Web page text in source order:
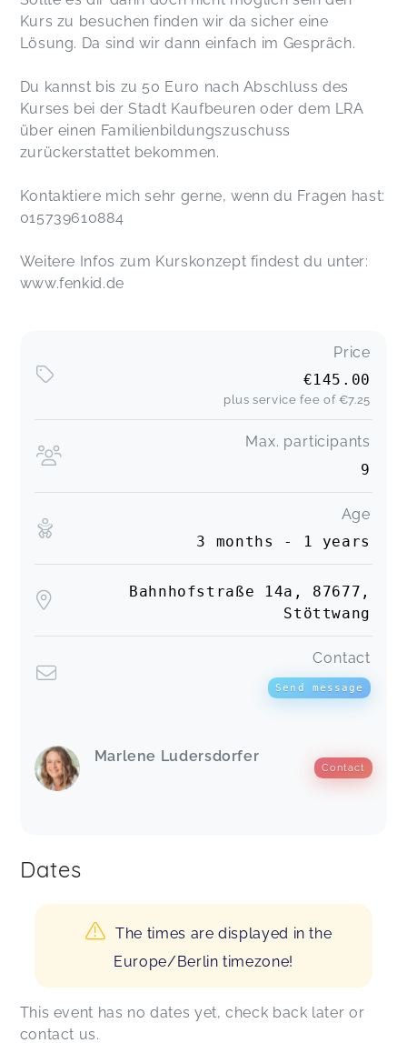
Kurs zu besuchen finden wir da sicher eine
Lösung. Da sind wir dann einfach im Gespräch.
Du kannst bis zu 50 Euro nach Abschluss des
Kurses bei der Stadt Kaufbeuren oder dem LRA
über einen Familienbildungszuschuss
zurückerstattet bekommen.
Kontaktiere mich sehr gerne, wenn du Fragen hast:
015739610884
Weitere Infos zum Kurskonzept findest du unter:
www.fenkid.de
Price
€145.00
plus service fee of €7.25
Max. participants
9
Age
3 months - 1 years
Bahnhofstraße 14a, 87677,
Stöttwang
Contact
Send message
Marlene Ludersdorfer
Contact
Dates
The times are displayed in the
Europe/Berlin timezone!
This event has no dates yet, check back later or
contact us.